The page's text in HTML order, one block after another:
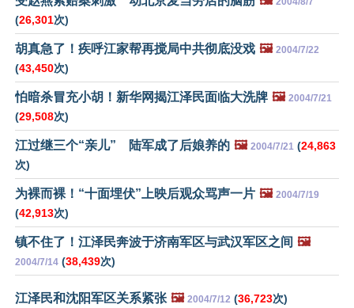
(26,301次)
胡真急了！疾呼江家帮再搅局中共彻底没戏 🖼️ 2004/7/22
(43,450次)
怕暗杀冒充小胡！新华网揭江泽民面临大洗牌 🖼️ 2004/7/21
(29,508次)
江过继三个“亲儿” 陆军成了后娘养的 🖼️ 2004/7/21 (24,863
次)
为裸而裸！“十面埋伏”上映后观众骂声一片 🖼️ 2004/7/19
(42,913次)
镇不住了！江泽民奔波于济南军区与武汉军区之间 🖼️
2004/7/14 (38,439次)
江泽民和沈阳军区关系紧张 🖼️ 2004/7/12 (36,723次)